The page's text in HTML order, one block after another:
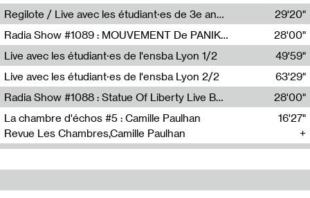
Tomomi Adachi,Loraine Baud
Regilote / Live avec les étudiant·es de 3e année de l'EMA
Nima Henryon,Athéna Noël,Amir Genillon,Ibourayane Ahmadi,Manelle Cherrih,Honorine Gibello,John Weeber,Manon Joseph
29'20"
Radia Show #1089 : MOUVEMENT De PANIK (Radio Panik)
Radio Panik
28'00"
Live avec les étudiant·es de l'ensba Lyon 1/2
49'59"
Live avec les étudiant·es de l'ensba Lyon 2/2
63'29"
Radia Show #1088 : Statue Of Liberty Live By Ed Baxter (Resonance)
Resonance
28'00"
La chambre d'échos #5 : Camille Paulhan
Revue Les Chambres,Camille Paulhan
16'27"